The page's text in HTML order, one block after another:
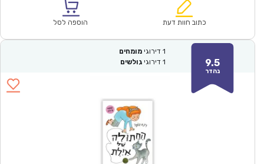
₪57.00.
הוא:
כתוב חוות דעת הוספה לסל
9.5
נהדר
1 דירוגי מומחים
1 דירוגי גולשים